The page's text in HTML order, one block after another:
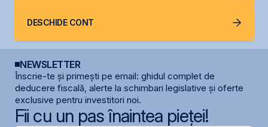
DESCHIDE CONT
NEWSLETTER
Înscrie-te și primești pe email: ghidul complet de
deducere fiscală, alerte la schimbari legislative și oferte
exclusive pentru investitori noi.
Fii cu un pas înaintea pieței!